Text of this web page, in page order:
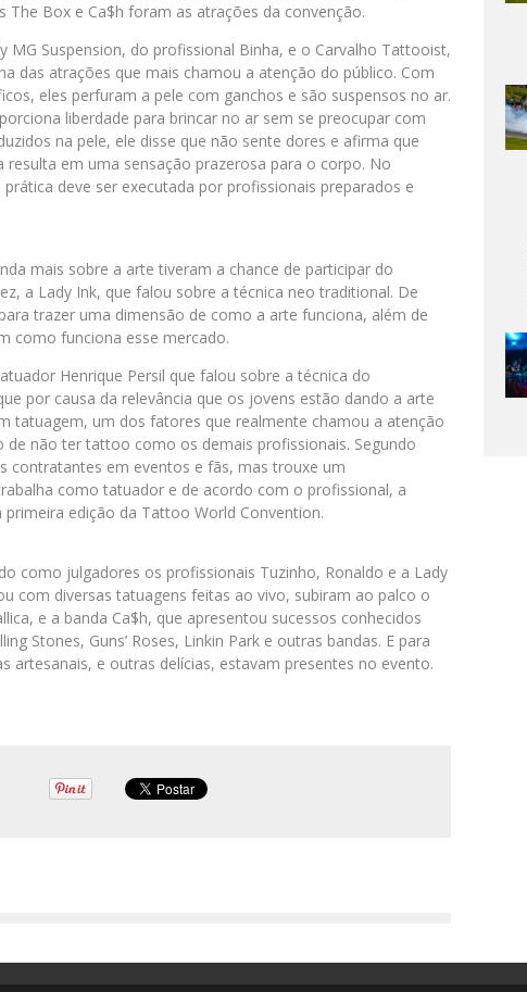
Box e Ca$h foram as atrações da convenção.
MG Suspension, do profissional Binha, e o Carvalho Tattooist,
das atrações que mais chamou a atenção do público. Com
eles perfuram a pele com ganchos e são suspensos no ar.
liberdade para brincar no ar sem se preocupar com
na pele, ele disse que não sente dores e afirma que
em uma sensação prazerosa para o corpo. No
deve ser executada por profissionais preparados e
mais sobre a arte tiveram a chance de participar do
a Lady Ink, que falou sobre a técnica neo traditional. De
trazer uma dimensão de como a arte funciona, além de
como funciona esse mercado.
Henrique Persil que falou sobre a técnica do
por causa da relevância que os jovens estão dando a arte
tatuagem, um dos fatores que realmente chamou a atenção
não ter tattoo como os demais profissionais. Segundo
contratantes em eventos e fãs, mas trouxe um
como tatuador e de acordo com o profissional, a
edição da Tattoo World Convention.
como julgadores os profissionais Tuzinho, Ronaldo e a Lady
com diversas tatuagens feitas ao vivo, subiram ao palco o
e a banda Ca$h, que apresentou sucessos conhecidos
Stones, Guns’ Roses, Linkin Park e outras bandas. E para
artesanais, e outras delícias, estavam presentes no evento.